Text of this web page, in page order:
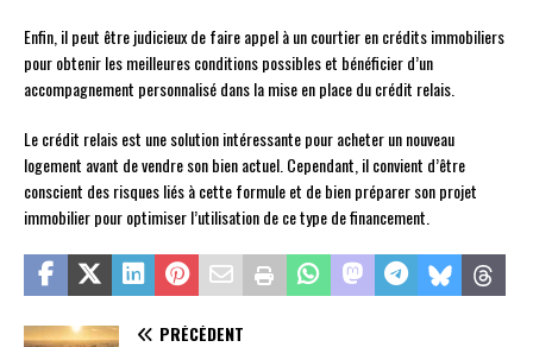
Enfin, il peut être judicieux de faire appel à un courtier en crédits immobiliers
pour obtenir les meilleures conditions possibles et bénéficier d’un
accompagnement personnalisé dans la mise en place du crédit relais.
Le crédit relais est une solution intéressante pour acheter un nouveau
logement avant de vendre son bien actuel. Cependant, il convient d’être
conscient des risques liés à cette formule et de bien préparer son projet
immobilier pour optimiser l’utilisation de ce type de financement.
PRÉCÉDENT